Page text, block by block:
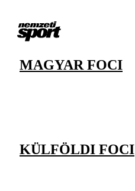
MAGYAR FOCI
KÜLFÖLDI FOCI